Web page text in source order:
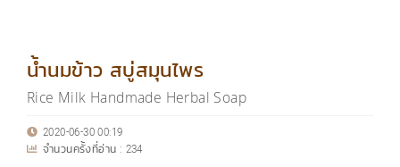
น้ำนมข้าว สบู่สมุนไพร
Rice Milk Handmade Herbal Soap
2020-06-30 00:19
จำนวนครั้งที่อ่าน : 234